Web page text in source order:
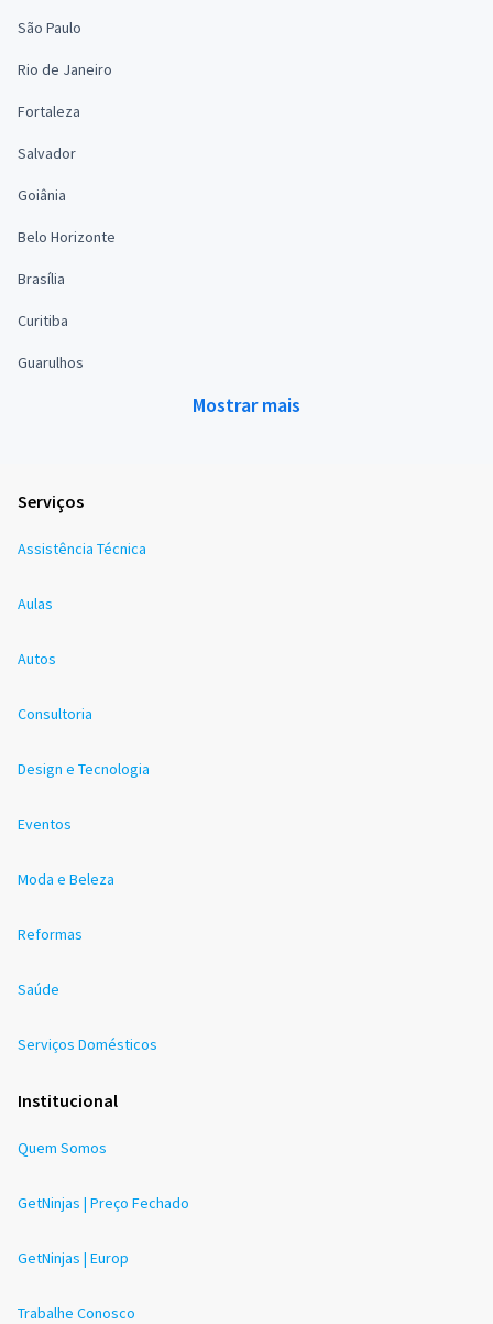
São Paulo
Rio de Janeiro
Fortaleza
Salvador
Goiânia
Belo Horizonte
Brasília
Curitiba
Guarulhos
Mostrar mais
Serviços
Assistência Técnica
Aulas
Autos
Consultoria
Design e Tecnologia
Eventos
Moda e Beleza
Reformas
Saúde
Serviços Domésticos
Institucional
Quem Somos
GetNinjas | Preço Fechado
GetNinjas | Europ
Trabalhe Conosco